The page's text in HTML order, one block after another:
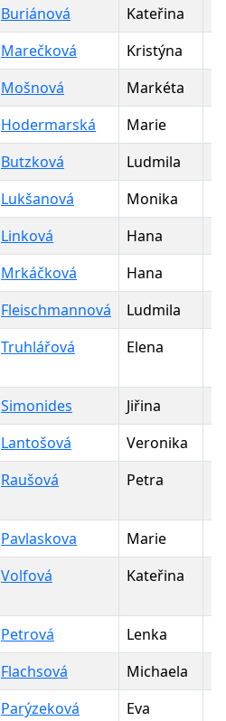
Buriánová Kateřina
Marečková Kristýna
Mošnová Markéta
Hodermarská Marie
Butzková Ludmila
Lukšanová Monika
Linková Hana
Mrkáčková Hana
Fleischmannová Ludmila
Truhlářová Elena
Simonides Jiřina
Lantošová Veronika
Raušová Petra
Pavlaskova Marie
Volfová Kateřina
Petrová Lenka
Flachsová Michaela
Parýzeková Eva